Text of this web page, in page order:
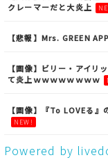
クレーマーだと大炎上
【悲報】Mrs. GREEN
【画像】ビリー・アイリ
て炎上ｗｗｗｗｗｗｗｗ
【画像】『To LOVEる』
NEW!
Powered by